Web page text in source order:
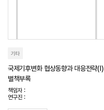
기타
국제기후변화 협상동향과 대응전략(I)
별책부록
책임자 :
연구진 :